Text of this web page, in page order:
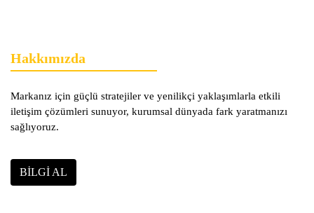
Hakkımızda
Markanız için güçlü stratejiler ve yenilikçi yaklaşımlarla etkili
iletişim çözümleri sunuyor, kurumsal dünyada fark yaratmanızı
sağlıyoruz.
BILGI AL